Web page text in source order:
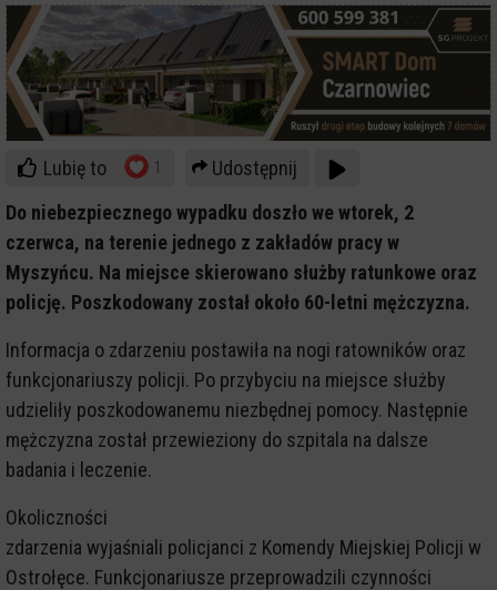
Lubię to 1
Udostępnij
Do niebezpiecznego wypadku doszło we wtorek, 2
czerwca, na terenie jednego z zakładów pracy w
Myszyńcu. Na miejsce skierowano służby ratunkowe oraz
policję. Poszkodowany został około 60-letni mężczyzna.
Informacja o zdarzeniu postawiła na nogi ratowników oraz
funkcjonariuszy policji. Po przybyciu na miejsce służby
udzieliły poszkodowanemu niezbędnej pomocy. Następnie
mężczyzna został przewieziony do szpitala na dalsze
badania i leczenie.
Okoliczności
zdarzenia wyjaśniali policjanci z Komendy Miejskiej Policji w
Ostrołęce. Funkcjonariusze przeprowadzili czynności